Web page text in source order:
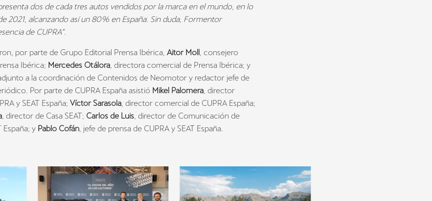
dos de cada tres autos vendidos por la marca en el mundo, en lo
2021, alcanzando así un 80% en España. Sin duda, Formentor
de CUPRA”.
por parte de Grupo Editorial Prensa Ibérica, Aitor Moll, consejero
Ibérica; Mercedes Otálora, directora comercial de Prensa Ibérica; y
a la coordinación de Contenidos de Neomotor y redactor jefe de
Por parte de CUPRA España asistió Mikel Palomera, director
y SEAT España; Víctor Sarasola, director comercial de CUPRA España;
, director de Casa SEAT; Carlos de Luis, director de Comunicación de
España; y Pablo Cofán, jefe de prensa de CUPRA y SEAT España.